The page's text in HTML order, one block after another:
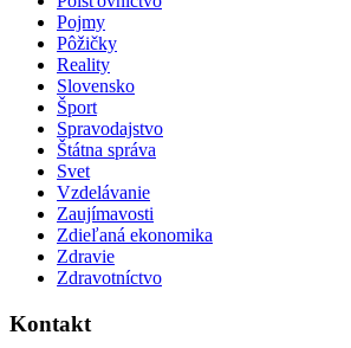
Pojmy
Pôžičky
Reality
Slovensko
Šport
Spravodajstvo
Štátna správa
Svet
Vzdelávanie
Zaujímavosti
Zdieľaná ekonomika
Zdravie
Zdravotníctvo
Kontakt